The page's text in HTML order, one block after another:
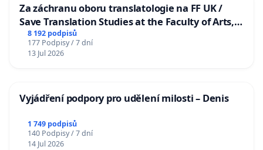
Za záchranu oboru translatologie na FF UK /
Save Translation Studies at the Faculty of Arts,
Charles University
8 192 podpisů
177 Podpisy / 7 dní
13 Jul 2026
Vyjádření podpory pro udělení milosti – Denis
1 749 podpisů
140 Podpisy / 7 dní
14 Jul 2026